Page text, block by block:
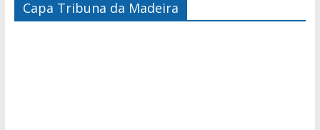
Capa Tribuna da Madeira